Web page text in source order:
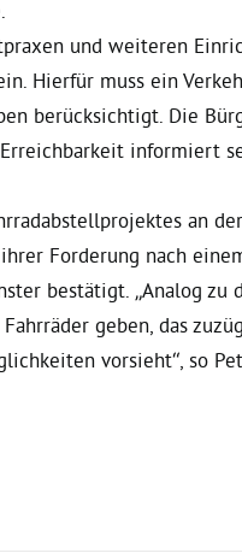
und weiteren
Hierfür muss ein
berücksichtigt. Die
informiert
an
Forderung nach
bestätigt. „Analog zu
geben, das
vorsieht“, so